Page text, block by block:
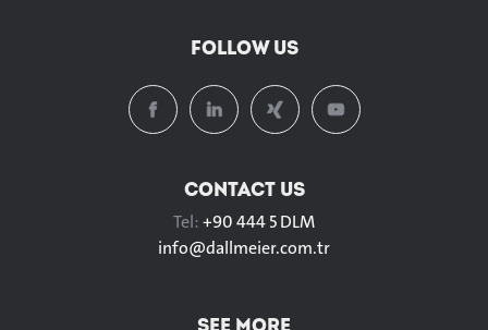
FOLLOW US
CONTACT US
Tel:+90 444 5 DLM
info@dallmeier.com.tr